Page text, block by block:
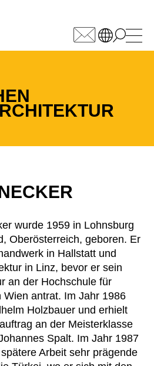
SIE IHREN
wurde 1959 in Lohnsburg
Oberösterreich, geboren. Er
in Hallstatt und
in Linz, bevor er sein
an der Hochschule für
antrat. Im Jahr 1986
Holzbauer und erhielt
an der Meisterklasse
Spalt. Im Jahr 1987
Arbeit sehr prägende